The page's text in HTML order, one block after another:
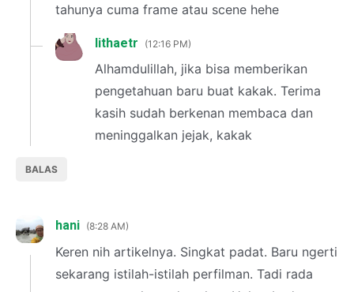
tahunya cuma frame atau scene hehe
BALAS
lithaetr 12:16 PM
Alhamdulillah, jika bisa memberikan
pengetahuan baru buat kakak. Terima
kasih sudah berkenan membaca dan
meninggalkan jejak, kakak
hani 8:28 AM
Keren nih artikelnya. Singkat padat. Baru ngerti
sekarang istilah-istilah perfilman. Tadi rada